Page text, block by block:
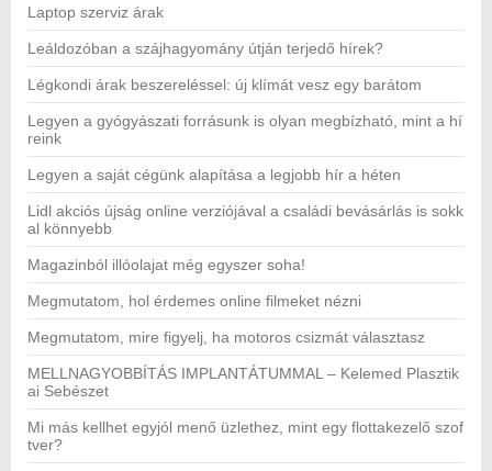
Laptop szerviz árak
Leáldozóban a szájhagyomány útján terjedő hírek?
Légkondi árak beszereléssel: új klímát vesz egy barátom
Legyen a gyógyászati forrásunk is olyan megbízható, mint a hí
reink
Legyen a saját cégünk alapítása a legjobb hír a héten
Lidl akciós újság online verziójával a családi bevásárlás is sokk
al könnyebb
Magazinból illóolajat még egyszer soha!
Megmutatom, hol érdemes online filmeket nézni
Megmutatom, mire figyelj, ha motoros csizmát választasz
MELLNAGYOBBÍTÁS IMPLANTÁTUMMAL – Kelemed Plasztik
ai Sebészet
Mi más kellhet egyjól menő üzlethez, mint egy flottakezelő szof
tver?